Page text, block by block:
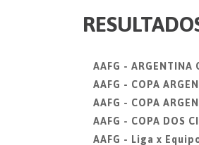
AAFG - ARGENTINA
AAFG - COPA
AAFG - COPA
AAFG - COPA DOS
AAFG - Liga x